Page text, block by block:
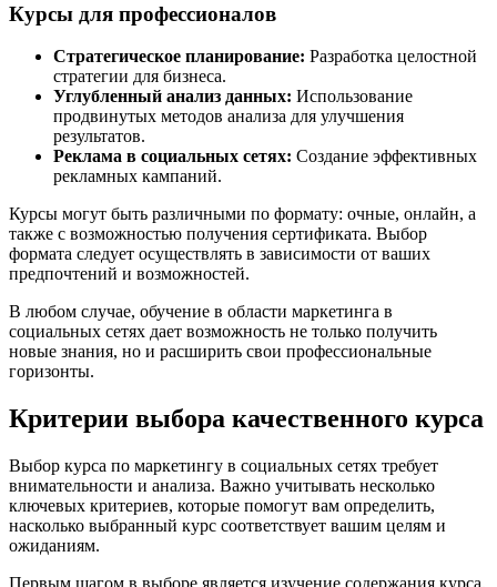
Курсы для профессионалов
Стратегическое планирование: Разработка целостной
стратегии для бизнеса.
Углубленный анализ данных: Использование
продвинутых методов анализа для улучшения
результатов.
Реклама в социальных сетях: Создание эффективных
рекламных кампаний.
Курсы могут быть различными по формату: очные, онлайн, а
также с возможностью получения сертификата. Выбор
формата следует осуществлять в зависимости от ваших
предпочтений и возможностей.
В любом случае, обучение в области маркетинга в
социальных сетях дает возможность не только получить
новые знания, но и расширить свои профессиональные
горизонты.
Критерии выбора качественного курса
Выбор курса по маркетингу в социальных сетях требует
внимательности и анализа. Важно учитывать несколько
ключевых критериев, которые помогут вам определить,
насколько выбранный курс соответствует вашим целям и
ожиданиям.
Первым шагом в выборе является изучение содержания курса.